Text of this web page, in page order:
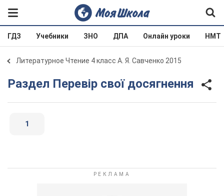
ГДЗ Учебники ЗНО ДПА Онлайн уроки НМТ
Литературное Чтение 4 класс А. Я. Савченко 2015
Раздел Перевір свої досягнення
1